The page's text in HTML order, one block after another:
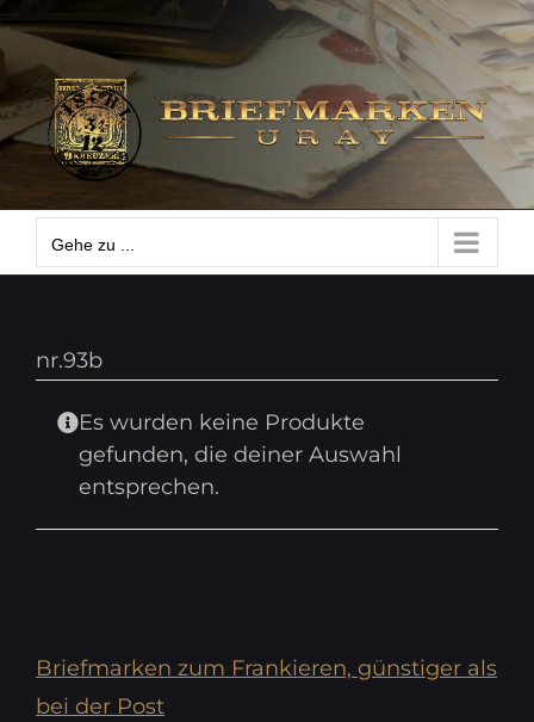
Zum
Inhalt
springen
Gehe zu ...
Gehe zu ...
nr.93b
Es wurden keine Produkte
gefunden, die deiner Auswahl
entsprechen.
Briefmarken zum Frankieren, günstiger als
bei der Post